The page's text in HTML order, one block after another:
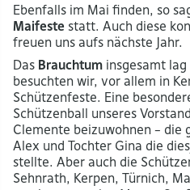
Ebenfalls im Mai finden, so
Maifeste statt. Auch diese
freuen uns aufs nächste Jahr.
Das Brauchtum insgesamt
besuchten wir, vor allem in
Schützenfeste. Eine
Schützenball unseres
Clemente beizuwohnen – die
Alex und Tochter Gina die
stellte. Aber auch die
Sehnrath, Kerpen, Türnich,